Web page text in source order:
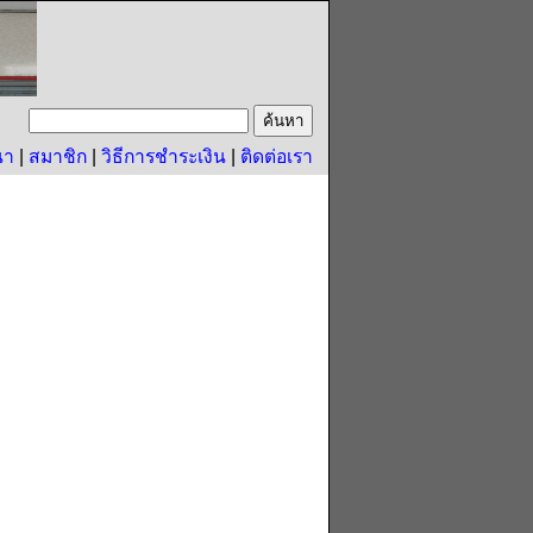
สมาชิก| วิธีการชำระเงิน| ติดต่อเรา